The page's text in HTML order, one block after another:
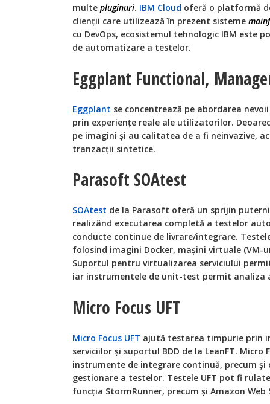
multe pluginuri. IBM Cloud oferă o platformă
clienții care utilizează în prezent sisteme
cu DevOps, ecosistemul tehnologic IBM este
de automatizare a testelor.
Eggplant Functional,
Eggplant se concentrează pe abordarea
prin experiențe reale ale utilizatorilor.
pe imagini și au calitatea de a fi neinvazive,
tranzacții sintetice.
Parasoft SOAtest
SOAtest de la Parasoft oferă un sprijin
realizând executarea completă a testelor
conducte continue de livrare/integrare.
folosind imagini Docker, mașini virtuale (VM-
Suportul pentru virtualizarea serviciului
iar instrumentele de unit-test permit analiza
Micro Focus UFT
Micro Focus UFT ajută testarea timpurie prin
serviciilor și suportul BDD de la LeanFT. Micro
instrumente de integrare continuă, precum și
gestionare a testelor. Testele UFT pot fi
funcția StormRunner, precum și Amazon Web